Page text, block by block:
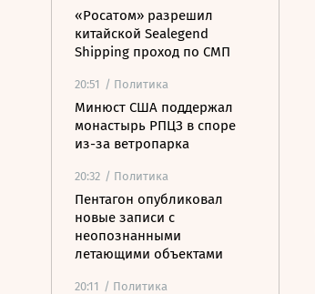
«Росатом» разрешил
китайской Sealegend
Shipping проход по СМП
20:51 / Политика
Минюст США поддержал
монастырь РПЦЗ в споре
из-за ветропарка
20:32 / Политика
Пентагон опубликовал
новые записи с
неопознанными
летающими объектами
20:11 / Политика